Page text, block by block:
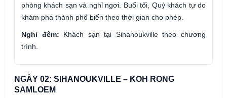
phòng khách sạn và nghỉ ngơi. Buổi tối, Quý khách tự do
khám phá thành phố biển theo thời gian cho phép.
Nghỉ đêm: Khách sạn tại Sihanoukville theo chương
trình.
NGÀY 02: SIHANOUKVILLE – KOH RONG
SAMLOEM